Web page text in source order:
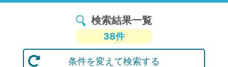
検索結果一覧
38件
条件を変えて検索する